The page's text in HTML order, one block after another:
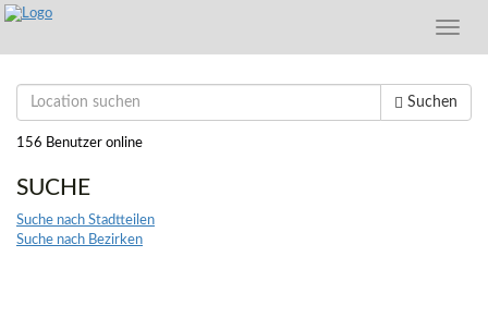
Toggle
Suchen
156 Benutzer online
SUCHE
Suche nach Stadtteilen
Suche nach Bezirken